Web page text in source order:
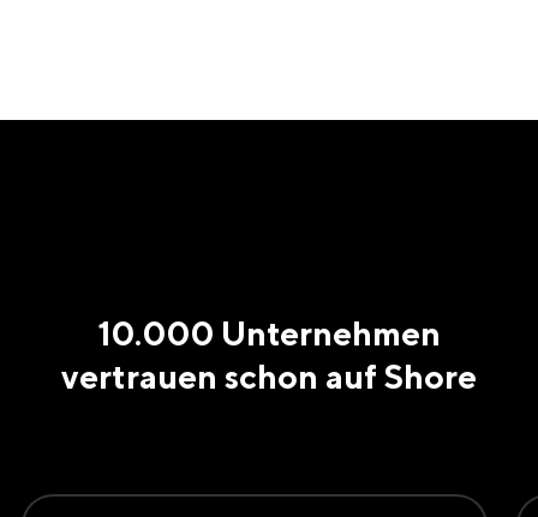
10.000 Unternehmen
vertrauen schon auf Shore